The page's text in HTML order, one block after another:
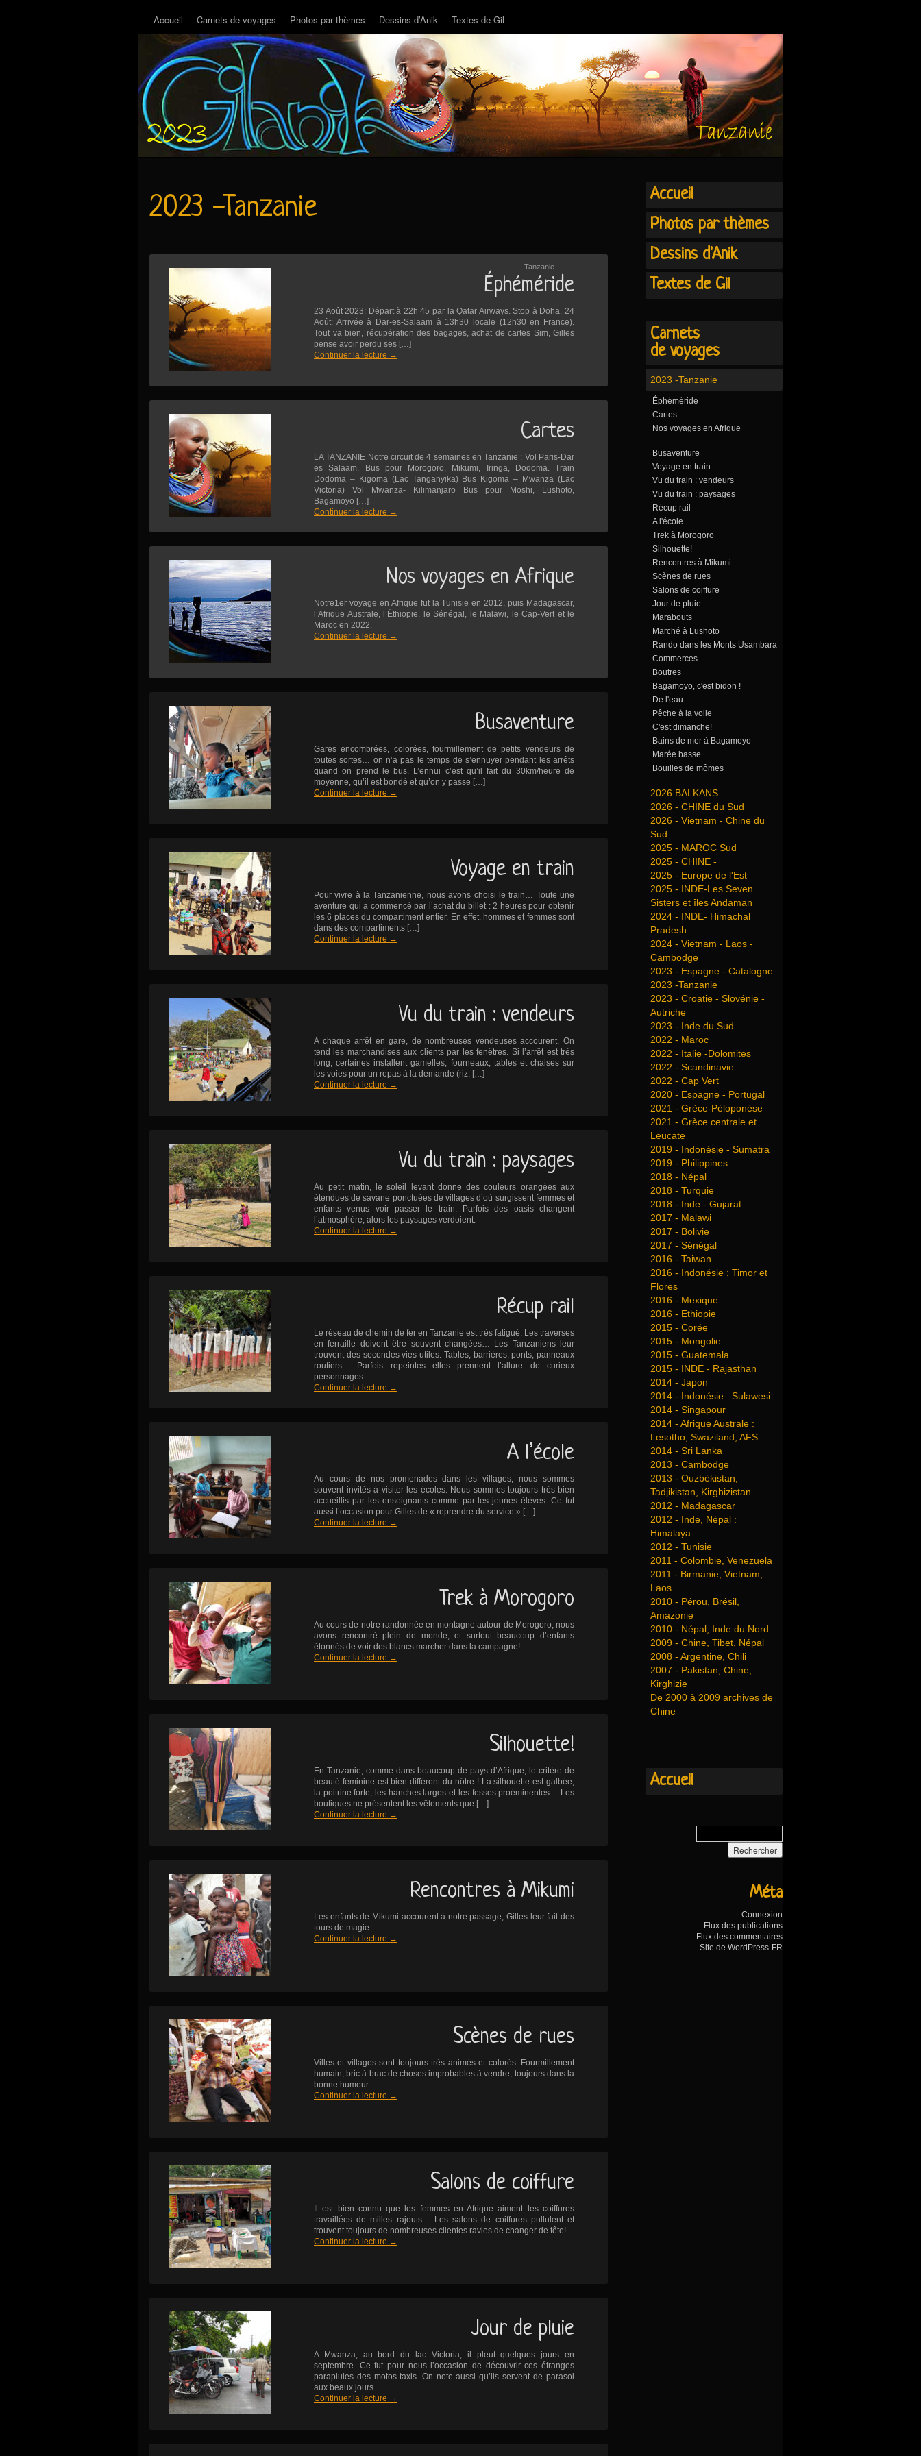
Accueil Carnets de voyages Photos par thèmes Dessins d’Anik Textes de Gil
2023 -Tanzanie
Éphéméride
Tanzanie
23 Août 2023: Départ à 22h 45 par la Qatar Airways. Stop à Doha. 24
Août: Arrivée à Dar-es-Salaam à 13h30 locale (12h30 en France).
Tout va bien, récupération des bagages, achat de cartes Sim, Gilles
pense avoir perdu ses […]
Continuer la lecture →
Cartes
LA TANZANIE Notre circuit de 4 semaines en Tanzanie : Vol Paris-Dar
es Salaam. Bus pour Morogoro, Mikumi, Iringa, Dodoma. Train
Dodoma – Kigoma (Lac Tanganyika) Bus Kigoma – Mwanza (Lac
Victoria) Vol Mwanza- Kilimanjaro Bus pour Moshi, Lushoto,
Bagamoyo […]
Continuer la lecture →
Nos voyages en Afrique
Notre1er voyage en Afrique fut la Tunisie en 2012, puis Madagascar,
l’Afrique Australe, l’Éthiopie, le Sénégal, le Malawi, le Cap-Vert et le
Maroc en 2022.
Continuer la lecture →
Busaventure
Gares encombrées, colorées, fourmillement de petits vendeurs de
toutes sortes… on n’a pas le temps de s’ennuyer pendant les arrêts
quand on prend le bus. L’ennui c’est qu’il fait du 30km/heure de
moyenne, qu’il est bondé et qu’on y passe […]
Continuer la lecture →
Voyage en train
Pour vivre à la Tanzanienne, nous avons choisi le train… Toute une
aventure qui a commencé par l’achat du billet : 2 heures pour obtenir
les 6 places du compartiment entier. En effet, hommes et femmes sont
dans des compartiments […]
Continuer la lecture →
Vu du train : vendeurs
A chaque arrêt en gare, de nombreuses vendeuses accourent. On
tend les marchandises aux clients par les fenêtres. Si l’arrêt est très
long, certaines installent gamelles, fourneaux, tables et chaises sur
les voies pour un repas à la demande (riz, […]
Continuer la lecture →
Vu du train : paysages
Au petit matin, le soleil levant donne des couleurs orangées aux
étendues de savane ponctuées de villages d’où surgissent femmes et
enfants venus voir passer le train. Parfois des oasis changent
l’atmosphère, alors les paysages verdoient.
Continuer la lecture →
Récup rail
Le réseau de chemin de fer en Tanzanie est très fatigué. Les traverses
en ferraille doivent être souvent changées… Les Tanzaniens leur
trouvent des secondes vies utiles. Tables, barrières, ponts, panneaux
routiers… Parfois repeintes elles prennent l’allure de curieux
personnages…
Continuer la lecture →
A l’école
Au cours de nos promenades dans les villages, nous sommes
souvent invités à visiter les écoles. Nous sommes toujours très bien
accueillis par les enseignants comme par les jeunes élèves. Ce fut
aussi l’occasion pour Gilles de « reprendre du service » […]
Continuer la lecture →
Trek à Morogoro
Au cours de notre randonnée en montagne autour de Morogoro, nous
avons rencontré plein de monde, et surtout beaucoup d’enfants
étonnés de voir des blancs marcher dans la campagne!
Continuer la lecture →
Silhouette!
En Tanzanie, comme dans beaucoup de pays d’Afrique, le critère de
beauté féminine est bien différent du nôtre ! La silhouette est galbée,
la poitrine forte, les hanches larges et les fesses proéminentes… Les
boutiques ne présentent les vêtements que […]
Continuer la lecture →
Rencontres à Mikumi
Les enfants de Mikumi accourent à notre passage, Gilles leur fait des
tours de magie.
Continuer la lecture →
Scènes de rues
Villes et villages sont toujours très animés et colorés. Fourmillement
humain, bric à brac de choses improbables à vendre, toujours dans la
bonne humeur.
Continuer la lecture →
Salons de coiffure
Il est bien connu que les femmes en Afrique aiment les coiffures
travaillées de milles rajouts… Les salons de coiffures pullulent et
trouvent toujours de nombreuses clientes ravies de changer de tête!
Continuer la lecture →
Jour de pluie
A Mwanza, au bord du lac Victoria, il pleut quelques jours en
septembre. Ce fut pour nous l’occasion de découvrir ces étranges
parapluies des motos-taxis. On note aussi qu’ils servent de parasol
aux beaux jours.
Continuer la lecture →
Accueil
Photos par thèmes
Dessins d'Anik
Textes de Gil
Carnets
de voyages
2023 -Tanzanie
Éphéméride
Cartes
Nos voyages en Afrique
Busaventure
Voyage en train
Vu du train : vendeurs
Vu du train : paysages
Récup rail
A l'école
Trek à Morogoro
Silhouette!
Rencontres à Mikumi
Scènes de rues
Salons de coiffure
Jour de pluie
Marabouts
Marché à Lushoto
Rando dans les Monts Usambara
Commerces
Boutres
Bagamoyo, c'est bidon !
De l'eau...
Pêche à la voile
C'est dimanche!
Bains de mer à Bagamoyo
Marée basse
Bouilles de mômes
2026 BALKANS
2026 - CHINE du Sud
2026 - Vietnam - Chine du
Sud
2025 - MAROC Sud
2025 - CHINE -
2025 - Europe de l'Est
2025 - INDE-Les Seven
Sisters et îles Andaman
2024 - INDE- Himachal
Pradesh
2024 - Vietnam - Laos -
Cambodge
2023 - Espagne - Catalogne
2023 -Tanzanie
2023 - Croatie - Slovénie -
Autriche
2023 - Inde du Sud
2022 - Maroc
2022 - Italie -Dolomites
2022 - Scandinavie
2022 - Cap Vert
2020 - Espagne - Portugal
2021 - Grèce-Péloponèse
2021 - Grèce centrale et
Leucate
2019 - Indonésie - Sumatra
2019 - Philippines
2018 - Népal
2018 - Turquie
2018 - Inde - Gujarat
2017 - Malawi
2017 - Bolivie
2017 - Sénégal
2016 - Taiwan
2016 - Indonésie : Timor et
Flores
2016 - Mexique
2016 - Ethiopie
2015 - Corée
2015 - Mongolie
2015 - Guatemala
2015 - INDE - Rajasthan
2014 - Japon
2014 - Indonésie : Sulawesi
2014 - Singapour
2014 - Afrique Australe :
Lesotho, Swaziland, AFS
2014 - Sri Lanka
2013 - Cambodge
2013 - Ouzbékistan,
Tadjikistan, Kirghizistan
2012 - Madagascar
2012 - Inde, Népal :
Himalaya
2012 - Tunisie
2011 - Colombie, Venezuela
2011 - Birmanie, Vietnam,
Laos
2010 - Pérou, Brésil,
Amazonie
2010 - Népal, Inde du Nord
2009 - Chine, Tibet, Népal
2008 - Argentine, Chili
2007 - Pakistan, Chine,
Kirghizie
De 2000 à 2009 archives de
Chine
Accueil
Méta
Connexion
Flux des publications
Flux des commentaires
Site de WordPress-FR